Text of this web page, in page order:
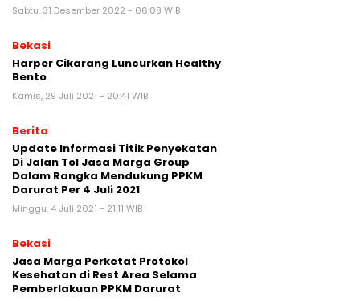
Sabtu, 31 Desember 2022 - 06:08 WIB
Bekasi
Harper Cikarang Luncurkan Healthy
Bento
Kamis, 29 Juli 2021 - 20:41 WIB
Berita
Update Informasi Titik Penyekatan
Di Jalan Tol Jasa Marga Group
Dalam Rangka Mendukung PPKM
Darurat Per 4 Juli 2021
Minggu, 4 Juli 2021 - 21:11 WIB
Bekasi
Jasa Marga Perketat Protokol
Kesehatan di Rest Area Selama
Pemberlakuan PPKM Darurat